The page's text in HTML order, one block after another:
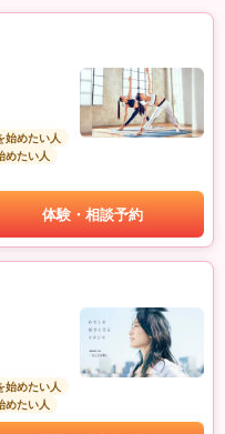
始めたい人
めたい人
体験・相談予約
始めたい人
めたい人